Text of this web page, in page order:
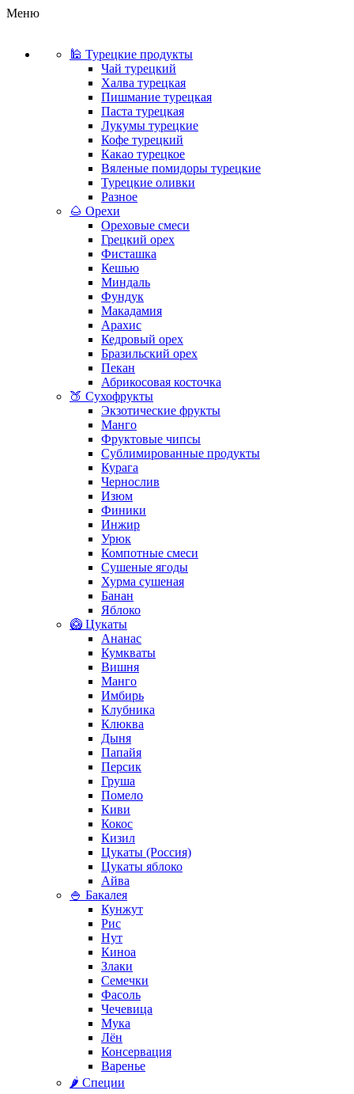
Меню
🕌 Турецкие продукты
Чай турецкий
Халва турецкая
Пишмание турецкая
Паста турецкая
Лукумы турецкие
Кофе турецкий
Какао турецкое
Вяленые помидоры турецкие
Турецкие оливки
Разное
🌰 Орехи
Ореховые смеси
Грецкий орех
Фисташка
Кешью
Миндаль
Фундук
Макадамия
Арахис
Кедровый орех
Бразильский орех
Пекан
Абрикосовая косточка
🍑 Сухофрукты
Экзотические фрукты
Манго
Фруктовые чипсы
Сублимированные продукты
Курага
Чернослив
Изюм
Финики
Инжир
Урюк
Компотные смеси
Сушеные ягоды
Хурма сушеная
Банан
Яблоко
🥝 Цукаты
Ананас
Кумкваты
Вишня
Манго
Имбирь
Клубника
Клюква
Дыня
Папайя
Персик
Груша
Помело
Киви
Кокос
Кизил
Цукаты (Россия)
Цукаты яблоко
Айва
🍚 Бакалея
Кунжут
Рис
Нут
Киноа
Злаки
Семечки
Фасоль
Чечевица
Мука
Лён
Консервация
Варенье
🌶️ Специи